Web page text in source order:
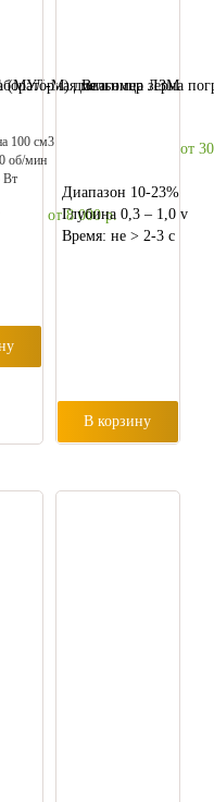
(МУЛ-М) длямельница ЛЗМ
100 см3
об/мин
Вт
от 8 000р.
Влагомер зерна
от
Диапазон 10-23%
Глубина 0,3 – 1,0 v
Время: не > 2-3 с
В корзину